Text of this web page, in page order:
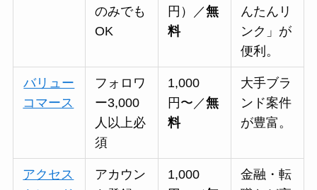
のみでも
OK
円）／無
料
んたんリ
ンク」が
便利。
バリュー
コマース
フォロワ
ー3,000
人以上必
須
1,000
円〜／無
料
大手ブラ
ンド案件
が豊富。
アクセス
アカウン
1,000
金融・転